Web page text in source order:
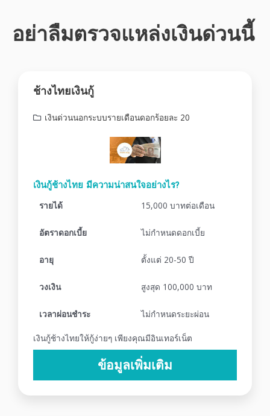
อย่าลืมตรวจแหล่งเงินด่วนนี้
ช้างไทยเงินกู้
เงินด่วนนอกระบบรายเดือนดอกร้อยละ 20
เงินกู้ช้างไทย มีความน่าสนใจอย่างไร?
รายได้ 15,000 บาทต่อเดือน
อัตราดอกเบี้ย ไม่กำหนดดอกเบี้ย
อายุ ตั้งแต่ 20-50 ปี
วงเงิน สูงสุด 100,000 บาท
เวลาผ่อนชำระ ไม่กำหนดระยะผ่อน
เงินกู้ช้างไทยให้กู้ง่ายๆ เพียงคุณมีอินเทอร์เน็ต
ข้อมูลเพิ่มเติม